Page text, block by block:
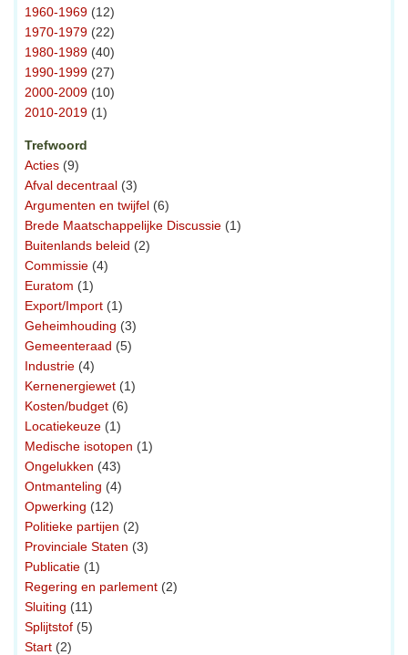
1960-1969 (12)
1970-1979 (22)
1980-1989 (40)
1990-1999 (27)
2000-2009 (10)
2010-2019 (1)
Trefwoord
Acties (9)
Afval decentraal (3)
Argumenten en twijfel (6)
Brede Maatschappelijke Discussie (1)
Buitenlands beleid (2)
Commissie (4)
Euratom (1)
Export/Import (1)
Geheimhouding (3)
Gemeenteraad (5)
Industrie (4)
Kernenergiewet (1)
Kosten/budget (6)
Locatiekeuze (1)
Medische isotopen (1)
Ongelukken (43)
Ontmanteling (4)
Opwerking (12)
Politieke partijen (2)
Provinciale Staten (3)
Publicatie (1)
Regering en parlement (2)
Sluiting (11)
Splijtstof (5)
Start (2)